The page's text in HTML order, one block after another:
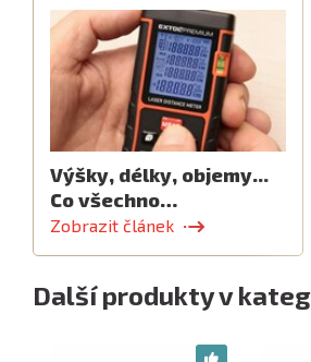
Výšky, délky, objemy...
Co všechno…
Zobrazit článek
Další produkty v